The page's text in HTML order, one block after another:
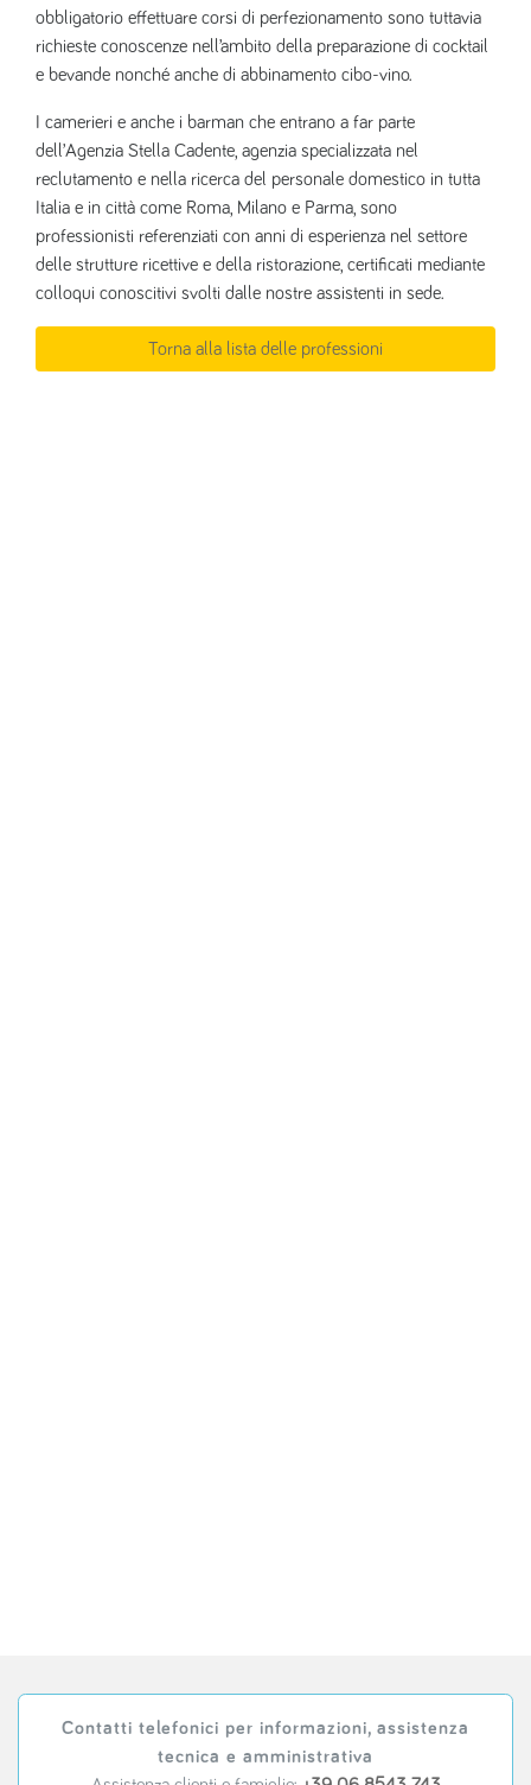
obbligatorio effettuare corsi di perfezionamento sono tuttavia
richieste conoscenze nell’ambito della preparazione di cocktail
e bevande nonché anche di abbinamento cibo-vino.
I camerieri e anche i barman che entrano a far parte
dell’Agenzia Stella Cadente, agenzia specializzata nel
reclutamento e nella ricerca del personale domestico in tutta
Italia e in città come Roma, Milano e Parma, sono
professionisti referenziati con anni di esperienza nel settore
delle strutture ricettive e della ristorazione, certificati mediante
colloqui conoscitivi svolti dalle nostre assistenti in sede.
Torna alla lista delle professioni
Contatti telefonici per informazioni, assistenza
tecnica e amministrativa